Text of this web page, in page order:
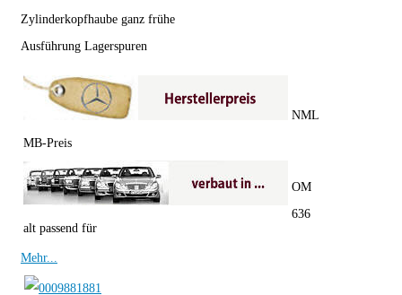
Zylinderkopfhaube ganz frühe
Ausführung Lagerspuren
MB-Preis
NML
alt passend für
OM
636
Mehr...